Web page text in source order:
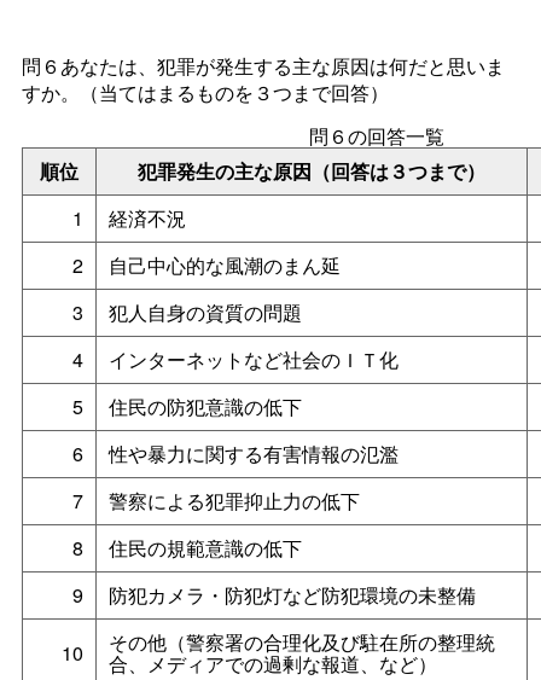
問６あなたは、犯罪が発生する主な原因は何だと思いま
すか。（当てはまるものを３つまで回答）
順位 犯罪発生の主な原因（回答は３つまで）
問６の回答一覧
1
経済不況
2
自己中心的な風潮のまん延
3
犯人自身の資質の問題
4
インターネットなど社会のＩＴ化
5
住民の防犯意識の低下
6
性や暴力に関する有害情報の氾濫
7
警察による犯罪抑止力の低下
8
住民の規範意識の低下
9
防犯カメラ・防犯灯など防犯環境の未整備
10 その他（警察署の合理化及び駐在所の整理統
合、メディアでの過剰な報道、など）